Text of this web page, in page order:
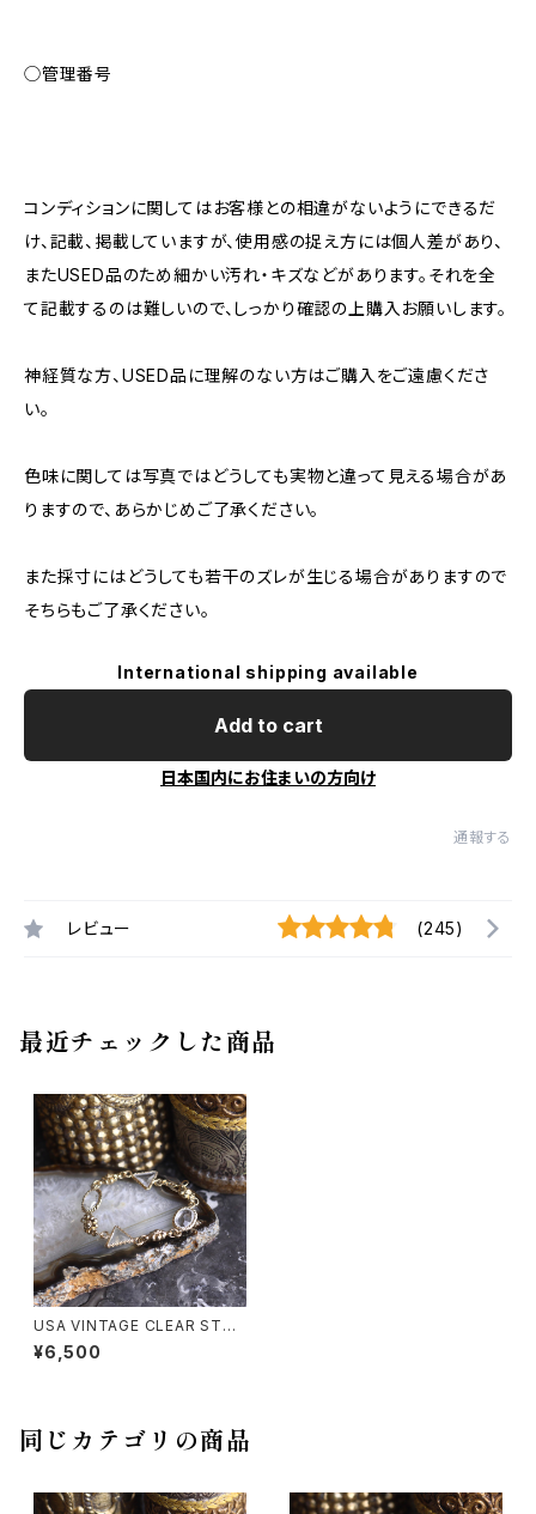
◯管理番号
コンディションに関してはお客様との相違がないようにできるだ
け、記載、掲載していますが、使用感の捉え方には個人差があり、
またUSED品のため細かい汚れ・キズなどがあります。それを全
て記載するのは難しいので、しっかり確認の上購入お願いします。
神経質な方、USED品に理解のない方はご購入をご遠慮くださ
い。
色味に関しては写真ではどうしても実物と違って見える場合があ
りますので、あらかじめご了承ください。
また採寸にはどうしても若干のズレが生じる場合がありますので
そちらもご了承ください。
International shipping available
Add to cart
日本国内にお住まいの方向け
通報する
レビュー (245)
最近チェックした商品
USA VINTAGE CLEAR STO
NE FLOWER DESIGN CHAIN
BRACELET/アメリカ古着クリ
¥6,500
同じカテゴリの商品